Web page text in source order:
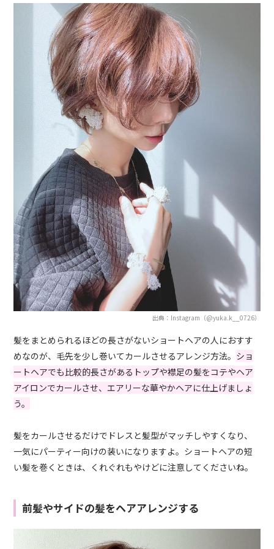
出典：Instagram（@yuka.k__0726）
髪をまとめられるほどの長さがないショートヘアの人におすす
めなのが、毛先を少し巻いてカールさせるアレンジ方法。 ショ
ートヘアでも比較的長さがあるトップや襟足の髪をコテやヘア
アイロンでカールさせ、エアリーな華やかヘアに仕上げましょ
う。
髪をカールさせるだけでドレスと髪型がマッチしやすくなり、
一気にパーティー向けの装いになりますよ。ショートヘアの短
い髪を巻くときは、くれぐれもやけどに注意してくださいね。
前髪やサイドの髪をヘアアレンジする